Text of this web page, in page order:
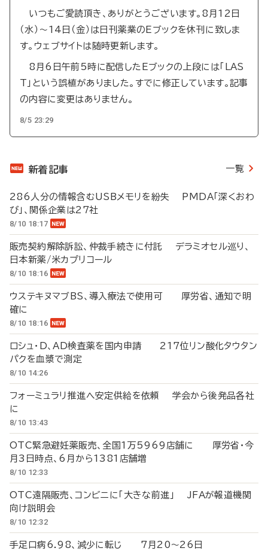
いつもご愛読頂き、ありがとうございます。8月12日
（水）～14日（金）は日刊薬業のEブックを休刊に致しま
す。ウェブサイトは随時更新します。
8月6日午前5時に配信したEブックの上段には「LAS
T」という誤植がありました。すでに修正しています。記事
の内容に変更はありません。
8/5 23:29
新着記事 一覧
286人分の情報含むUSBメモリを紛失 PMDA「深くおわ
び」、関係企業は27社
8/10 18:17
販売契約解除訴訟、仲裁手続きに付託 デラミオセル巡り、
日本新薬/米カプリコール
8/10 18:16
ウステキヌマブBS、導入療法で使用可 厚労省、通知で明
確に
8/10 18:16
ロシュ・D、AD検査薬を国内申請 217位リン酸化タウタン
パクを血漿で測定
8/10 14:26
フォーミュラリ推進へ安定供給を依頼 学会から後発品各社
に
8/10 13:43
OTC緊急避妊薬販売、全国1万5969店舗に 厚労省・今
月3日時点、6月から1381店舗増
8/10 12:33
OTC遠隔販売、コンビニに「大きな前進」 JFAが報道機関
向け説明会
8/10 12:32
手足口病6.98、減少に転じ 7月20～26日